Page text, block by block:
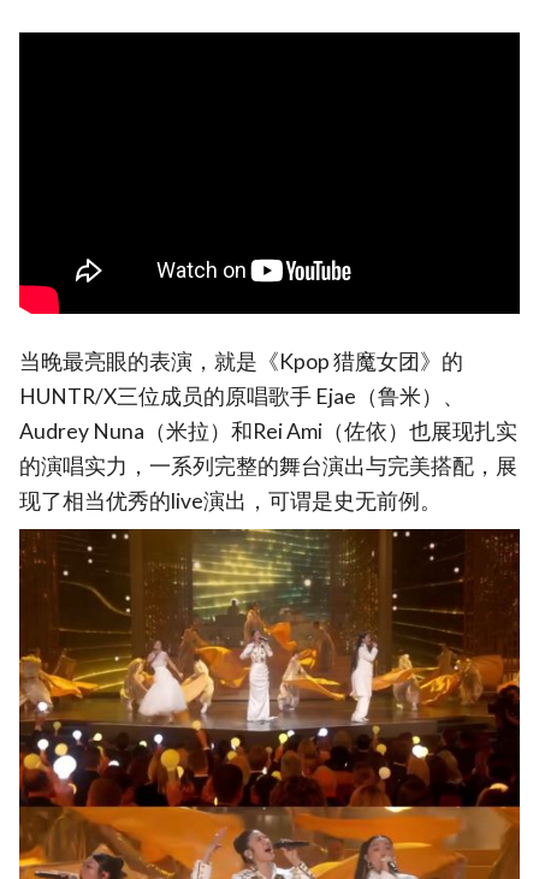
当晚最亮眼的表演，就是《Kpop 猎魔女团》的
HUNTR/X三位成员的原唱歌手 Ejae（鲁米）、
Audrey Nuna（米拉）和Rei Ami（佐依）也展现扎实
的演唱实力，一系列完整的舞台演出与完美搭配，展
现了相当优秀的live演出，可谓是史无前例。